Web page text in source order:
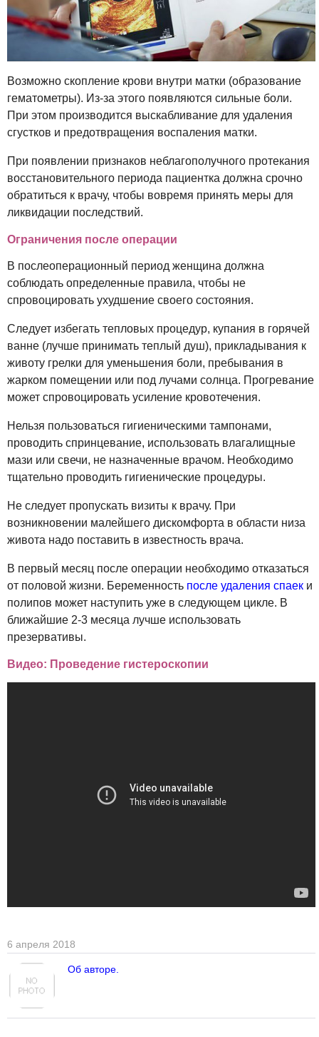
Возможно скопление крови внутри матки (образование
гематометры). Из-за этого появляются сильные боли.
При этом производится выскабливание для удаления
сгустков и предотвращения воспаления матки.
При появлении признаков неблагополучного протекания
восстановительного периода пациентка должна срочно
обратиться к врачу, чтобы вовремя принять меры для
ликвидации последствий.
Ограничения после операции
В послеоперационный период женщина должна
соблюдать определенные правила, чтобы не
спровоцировать ухудшение своего состояния.
Следует избегать тепловых процедур, купания в горячей
ванне (лучше принимать теплый душ), прикладывания к
животу грелки для уменьшения боли, пребывания в
жарком помещении или под лучами солнца. Прогревание
может спровоцировать усиление кровотечения.
Нельзя пользоваться гигиеническими тампонами,
проводить спринцевание, использовать влагалищные
мази или свечи, не назначенные врачом. Необходимо
тщательно проводить гигиенические процедуры.
Не следует пропускать визиты к врачу. При
возникновении малейшего дискомфорта в области низа
живота надо поставить в известность врача.
В первый месяц после операции необходимо отказаться
от половой жизни. Беременность после удаления спаек и
полипов может наступить уже в следующем цикле. В
ближайшие 2-3 месяца лучше использовать
презервативы.
Видео: Проведение гистероскопии
6 апреля 2018
Об авторе.